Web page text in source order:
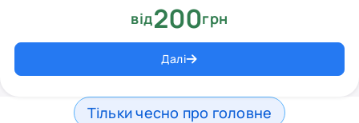
від200грн
Далі
Тільки чесно про головне